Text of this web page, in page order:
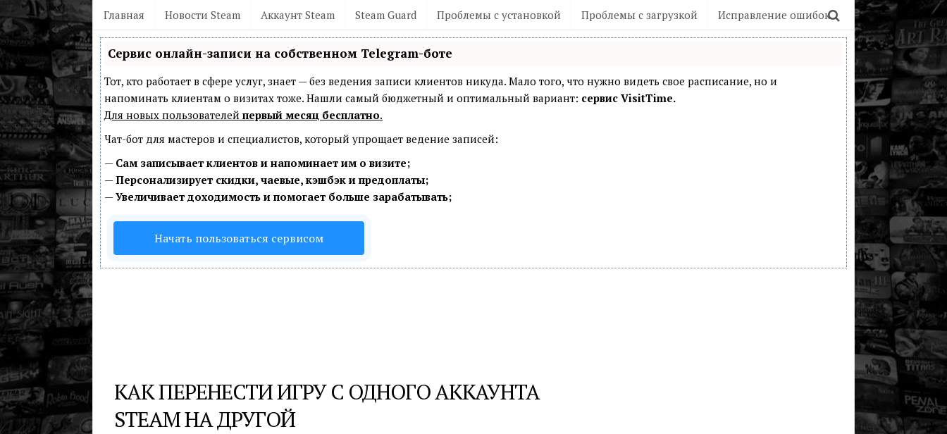
Главная Новости Steam Аккаунт Steam Steam Guard Проблемы с установкой Проблемы с загрузкой Исправление ошибок
Сервис онлайн-записи на собственном Telegram-боте
Тот, кто работает в сфере услуг, знает — без ведения записи клиентов никуда. Мало того, что нужно видеть свое расписание, но и
напоминать клиентам о визитах тоже. Нашли самый бюджетный и оптимальный вариант: сервис VisitTime.
Для новых пользователей первый месяц бесплатно.
Чат-бот для мастеров и специалистов, который упрощает ведение записей:
— Сам записывает клиентов и напоминает им о визите;
—Персонализирует скидки, чаевые, кэшбэк и предоплаты;
—Увеличивает доходимость и помогает больше зарабатывать;
Начать пользоваться сервисом
КАК ПЕРЕНЕСТИ ИГРУ С ОДНОГО АККАУНТА
STEAM НА ДРУГОЙ